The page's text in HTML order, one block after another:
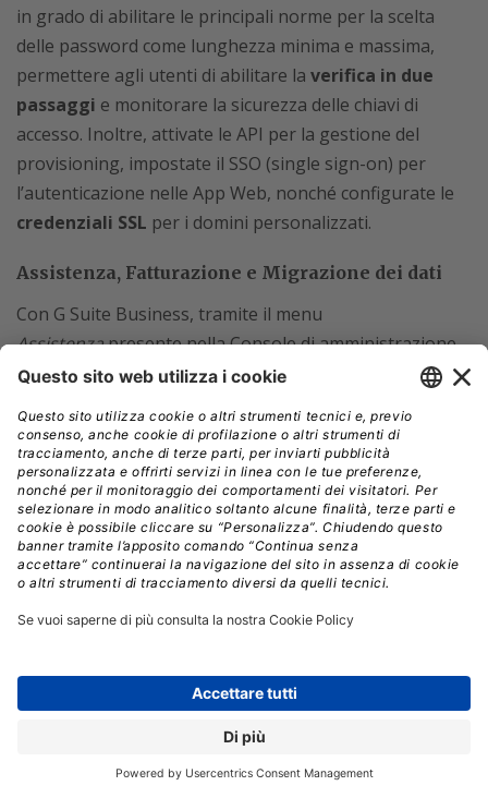
in grado di abilitare le principali norme per la scelta
delle password come lunghezza minima e massima,
permettere agli utenti di abilitare la verifica in due
passaggi e monitorare la sicurezza delle chiavi di
accesso. Inoltre, attivate le API per la gestione del
provisioning, impostate il SSO (single sign-on) per
l’autenticazione nelle App Web, nonché configurate le
credenziali SSL per i domini personalizzati.
Assistenza, Fatturazione e Migrazione dei dati
Con G Suite Business, tramite il menu
Assistenzapresente nella Console di amministrazione,
potete contattare direttamente il
supporto tecnico di
comunque la pena leggere la documentazione
disponibile. Il menuFatturazione, invece, permette di
gestire le licenze e i costi dovuti all’uso di G Suite. La
voceMigrazioneè invece dedicata a importare in modo
semplice e veloce email, contatti e calendario da altri
account verso quelli creati all’interno della piattaforma.
Altri controlli
Se fate click sulla voceAltri controllipresente nella
parte inferiore dell’interfaccia della Console di
amministrazione, accedete a quattro menu